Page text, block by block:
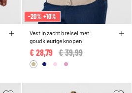
-20% +10%
Vest in zacht breisel met
goudkleurige knopen
Price reduced from
€ 39,99
€ 28,79